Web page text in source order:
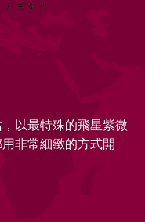
以最特殊的飛星紫微
非常細緻的方式開